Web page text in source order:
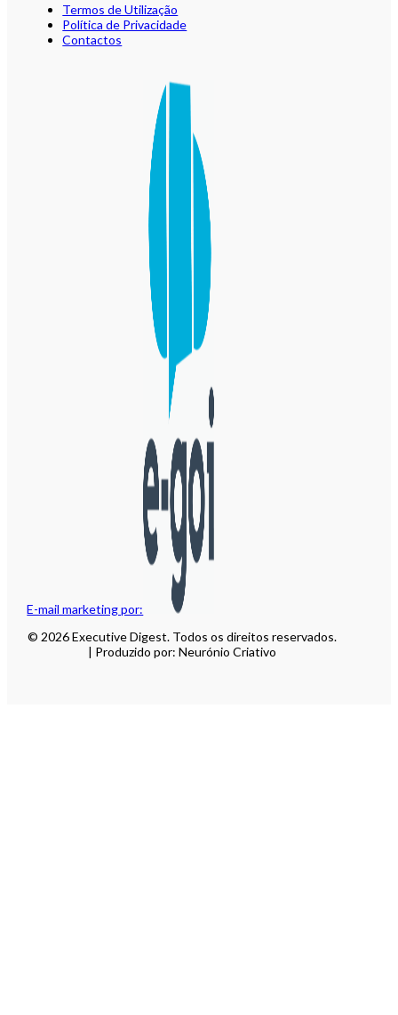
E-mail marketing por:
Termos de Utilização
Política de Privacidade
Contactos
© 2026 Executive Digest. Todos os direitos reservados.
| Produzido por: Neurónio Criativo